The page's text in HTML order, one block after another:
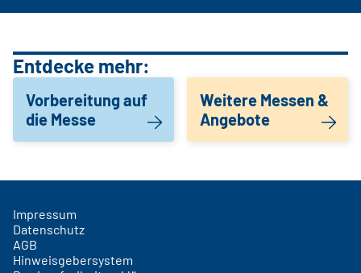
Entdecke mehr:
Vorbereitung auf
die Messe
Weitere Messen &
Angebote
Impressum
Datenschutz
AGB
Hinweisgebersystem